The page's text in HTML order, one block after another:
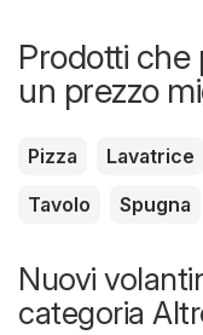
Prodotti che
un prezzo
Pizza Lavatrice
Tavolo
Spugna
Nuovi
categoria